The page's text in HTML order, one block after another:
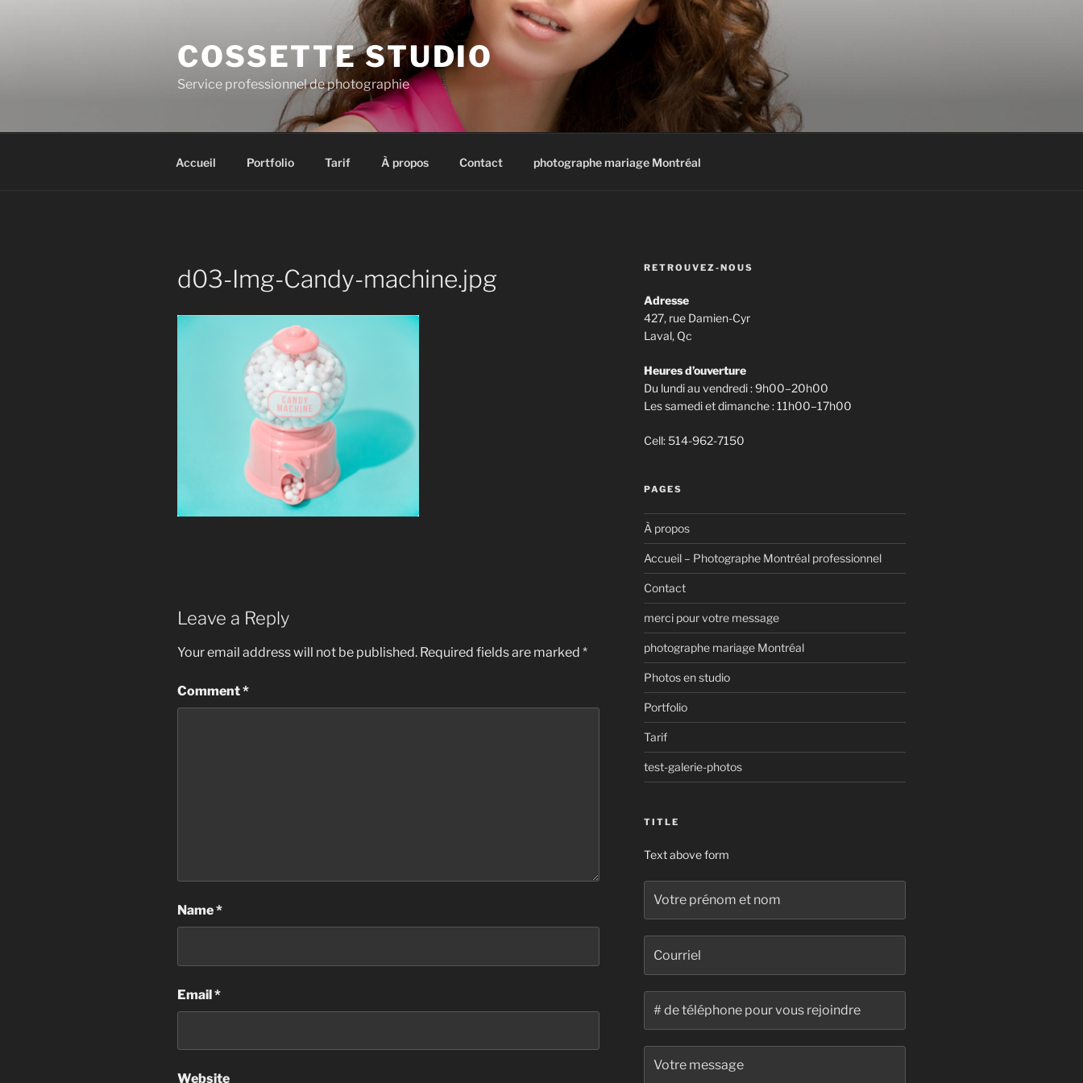
COSSETTE STUDIO
Service professionnel de photographie
Accueil Portfolio Tarif À propos Contact photographe mariage Montréal
d03-Img-Candy-machine.jpg
Leave a Reply
Your email address will not be published. Required fields are marked *
Comment*
Name*
Email*
Website
RETROUVEZ-NOUS
Adresse
427, rue Damien-Cyr
Laval, Qc
Heures d’ouverture
Du lundi au vendredi : 9h00–20h00
Les samedi et dimanche : 11h00–17h00
Cell: 514-962-7150
PAGES
À propos
Accueil – Photographe Montréal professionnel
Contact
merci pour votre message
photographe mariage Montréal
Photos en studio
Portfolio
Tarif
test-galerie-photos
TITLE
Text above form